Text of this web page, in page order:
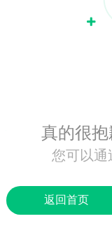
真的很
您可以通
返回首页